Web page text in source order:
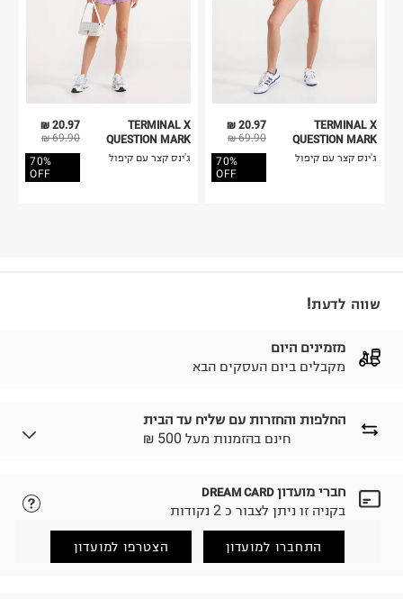
20.97 ₪
69.90 ₪
70%
OFF
TERMINAL X
QUESTION MARK
ג'ינס קצר עם קיפול
20.97 ₪
69.90 ₪
70%
OFF
TERMINAL X
QUESTION MARK
ג'ינס קצר עם קיפול
שווה לדעת!
מזמינים היום
מקבלים ביום העסקים הבא
החלפות והחזרות עם שליח עד הבית
₪ חינם בהזמנות מעל 500
לבחירת בשיטת המשלוח המתאימה לכם,
הזמנתם והתחרטתם?
(במקום ב-19.9 ₪) לזמן מוגבל! חינם בהזמנות מעל 500 ₪.
חברי מועדון DREAM CARD
בקניה זו ניתן לצבור כ 2 נקודות
התחברו למועדון הצטרפו למועדון